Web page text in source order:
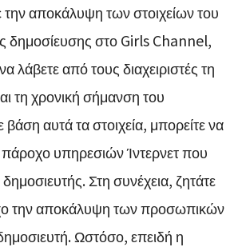
την αποκάλυψη των στοιχείων του
δημοσίευσης στο Girls Channel,
λάβετε από τους διαχειριστές τη
τη χρονική σήμανση του
αυτά τα στοιχεία, μπορείτε να
πάροχο υπηρεσιών Ίντερνετ που
Στη συνέχεια, ζητάτε
την αποκάλυψη των προσωπικών
Ωστόσο, επειδή η